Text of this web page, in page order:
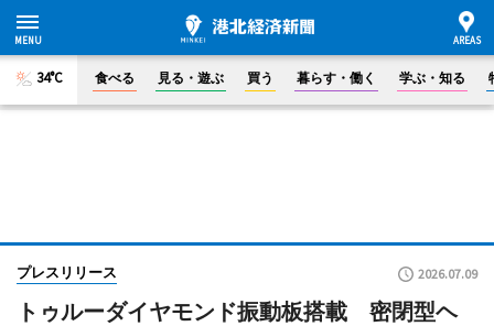
34°C 食べる 見る・遊ぶ 買う 暮らす・働く 学ぶ・知る
プレスリリース 2026.07.09
トゥルーダイヤモンド振動板搭載 密閉型ヘ